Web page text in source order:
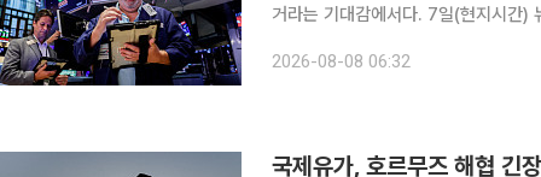
거라는 기대감에서다. 7일(현지시간) 뉴욕증권거래소에서 다우지수는 전 거래일 대비 151.83포인
7757.64에, 기술주 중심의 나스닥
2026-08-08 06:32
국제유가, 호르무즈 해협